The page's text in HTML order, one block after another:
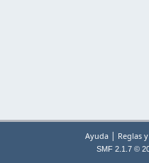
Ayuda | Reglas
SMF 2.1.7 ©